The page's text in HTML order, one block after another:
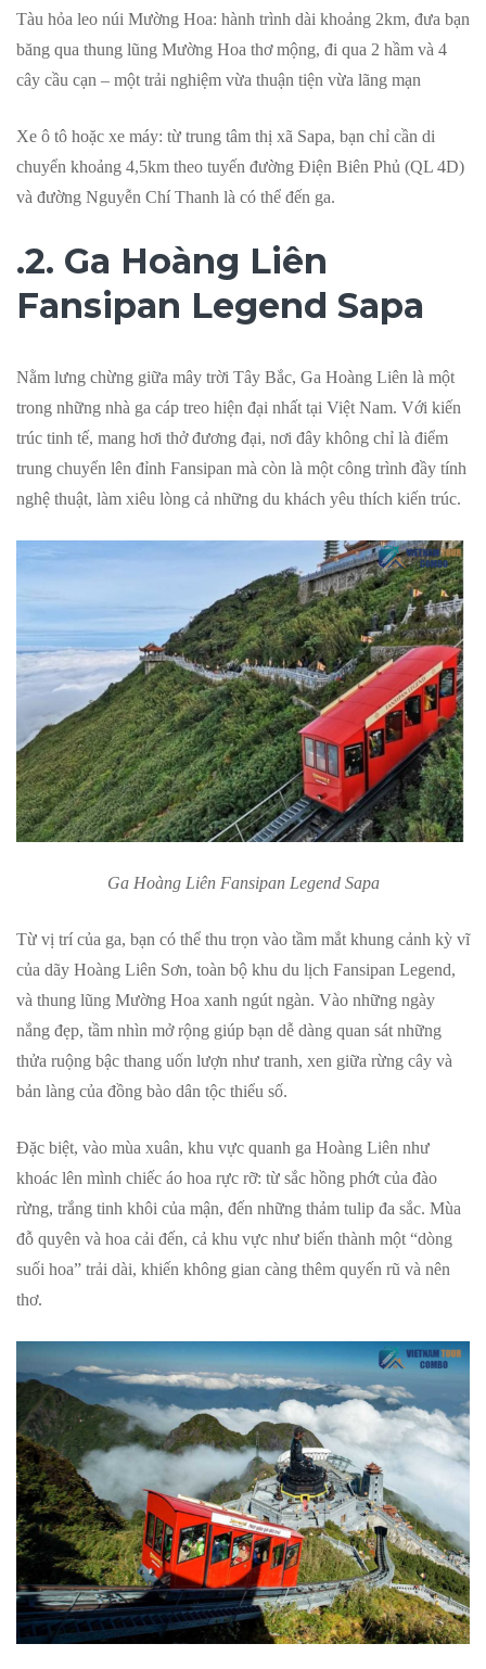
Tàu hỏa leo núi Mường Hoa: hành trình dài khoảng 2km, đưa bạn
băng qua thung lũng Mường Hoa thơ mộng, đi qua 2 hầm và 4
cây cầu cạn – một trải nghiệm vừa thuận tiện vừa lãng mạn
Xe ô tô hoặc xe máy: từ trung tâm thị xã Sapa, bạn chỉ cần di
chuyển khoảng 4,5km theo tuyến đường Điện Biên Phủ (QL 4D)
và đường Nguyễn Chí Thanh là có thể đến ga.
.2. Ga Hoàng Liên
Fansipan Legend Sapa
Nằm lưng chừng giữa mây trời Tây Bắc, Ga Hoàng Liên là một
trong những nhà ga cáp treo hiện đại nhất tại Việt Nam. Với kiến
trúc tinh tế, mang hơi thở đương đại, nơi đây không chỉ là điểm
trung chuyển lên đỉnh Fansipan mà còn là một công trình đầy tính
nghệ thuật, làm xiêu lòng cả những du khách yêu thích kiến trúc.
Ga Hoàng Liên Fansipan Legend Sapa
Từ vị trí của ga, bạn có thể thu trọn vào tầm mắt khung cảnh kỳ vĩ
của dãy Hoàng Liên Sơn, toàn bộ khu du lịch Fansipan Legend,
và thung lũng Mường Hoa xanh ngút ngàn. Vào những ngày
nắng đẹp, tầm nhìn mở rộng giúp bạn dễ dàng quan sát những
thửa ruộng bậc thang uốn lượn như tranh, xen giữa rừng cây và
bản làng của đồng bào dân tộc thiểu số.
Đặc biệt, vào mùa xuân, khu vực quanh ga Hoàng Liên như
khoác lên mình chiếc áo hoa rực rỡ: từ sắc hồng phớt của đào
rừng, trắng tinh khôi của mận, đến những thảm tulip đa sắc. Mùa
đỗ quyên và hoa cải đến, cả khu vực như biến thành một “dòng
suối hoa” trải dài, khiến không gian càng thêm quyến rũ và nên
thơ.